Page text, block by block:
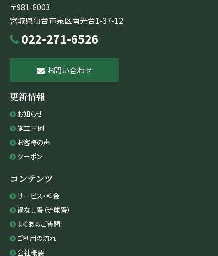
〒981-8003
宮城県仙台市泉区南光台1-37-12
022-271-6526
お問い合わせ
更新情報
お知らせ
施工事例
お客様の声
クーポン
コンテンツ
サービス・料金
縁なし畳（琉球畳）
よくあるご質問
ご利用の流れ
会社概要